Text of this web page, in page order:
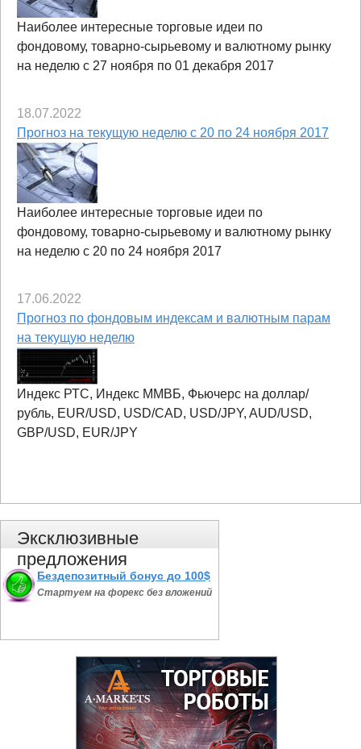
Наиболее интересные торговые идеи по
фондовому, товарно-сырьевому и валютному рынку
на неделю с 27 ноября по 01 декабря 2017
18.07.2022
Прогноз на текущую неделю с 20 по 24 ноября 2017
Наиболее интересные торговые идеи по
фондовому, товарно-сырьевому и валютному рынку
на неделю с 20 по 24 ноября 2017
17.06.2022
Прогноз по фондовым индексам и валютным парам
на текущую неделю
Индекс РТС, Индекс ММВБ, Фьючерс на доллар/
рубль, EUR/USD, USD/CAD, USD/JPY, AUD/USD,
GBP/USD, EUR/JPY
Эксклюзивные
предложения
Бездепозитный бонус до 100$
Стартуем на форекс без вложений